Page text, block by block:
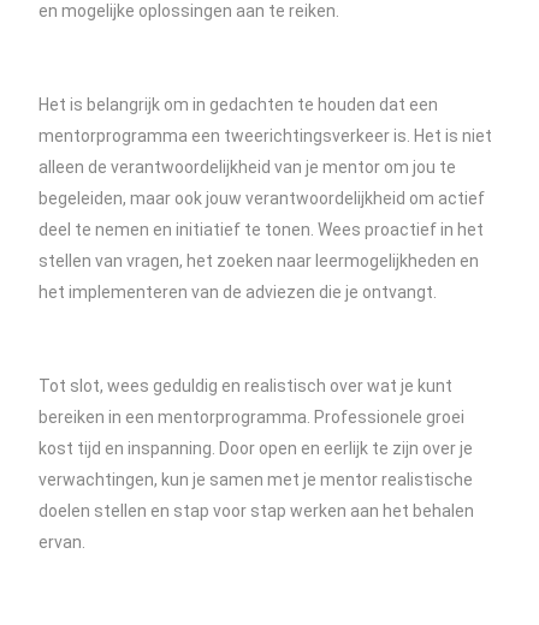
en mogelijke oplossingen aan te reiken.
Het is belangrijk om in gedachten te houden dat een
mentorprogramma een tweerichtingsverkeer is. Het is niet
alleen de verantwoordelijkheid van je mentor om jou te
begeleiden, maar ook jouw verantwoordelijkheid om actief
deel te nemen en initiatief te tonen. Wees proactief in het
stellen van vragen, het zoeken naar leermogelijkheden en
het implementeren van de adviezen die je ontvangt.
Tot slot, wees geduldig en realistisch over wat je kunt
bereiken in een mentorprogramma. Professionele groei
kost tijd en inspanning. Door open en eerlijk te zijn over je
verwachtingen, kun je samen met je mentor realistische
doelen stellen en stap voor stap werken aan het behalen
ervan.